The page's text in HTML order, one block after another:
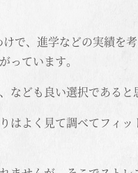
で、進学などの実績を
っています。
なども良い選択であると
はよく見て調べてフィ